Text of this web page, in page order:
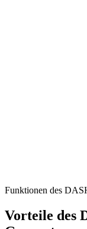
Funktionen des
Vorteile des